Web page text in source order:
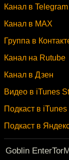
Канал в Telegram
Канал в MAX
Группа в
Канал на Rutube
Канал в Дзен
Видео в iTunes
Подкаст в
Подкаст в
Goblin